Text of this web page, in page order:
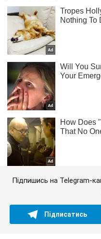
Підпишись на Telegram-
Підписатись